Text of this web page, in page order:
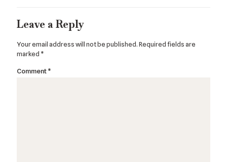
Leave a Reply
Your email address will not be published.Required fields are
marked *
Comment*